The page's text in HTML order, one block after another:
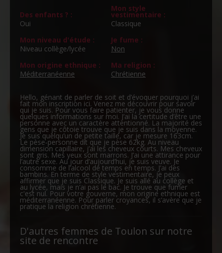
Des enfants ? :
Oui
Mon style
vestimentaire :
Classique
Mon niveau d'étude :
Niveau collège/lycée
Je fume :
Non
Mon origine ethnique :
Méditerranéenne
Ma religion :
Chrétienne
Hello, génant de parler de soit et d’évoquer pourquoi j’ai
fait mon inscription ici. Venez me découvrir pour savoir
qui je suis. Pour vous faire patienter, je vous donne
quelques informations sur moi. J’ai la certitude d’être une
personne avec un caractère attentionné. La majorité des
gens que je côtoie trouve que je suis dans la moyenne.
Je suis quelqu’un de petite taille, car je mesure 163cm.
Le pèse-personne dit que je pèse 62kg. Au niveau
dimension capillaire, j’ai les cheveux courts. Mes cheveux
sont gris. Mes yeux sont marrons. J’ai une attirance pour
l’autre sexe. Au jour d’aujourd’hui, je suis veuve. Je
consomme de l’alcool de temps en temps. J’ai des
bambins. En terme de style vestimentaire, je peux
affirmer que je suis Classique. Je suis allé au collège et
au lycée, mais je n’ai pas le bac. Je trouve que fumer
c'est nul. Pour votre gouverne, mon origine ethnique est
méditerranéenne. Pour parler croyances, il s’avère que je
pratique la religion chrétienne.
D'autres femmes de Toulon sur notre
site de rencontre